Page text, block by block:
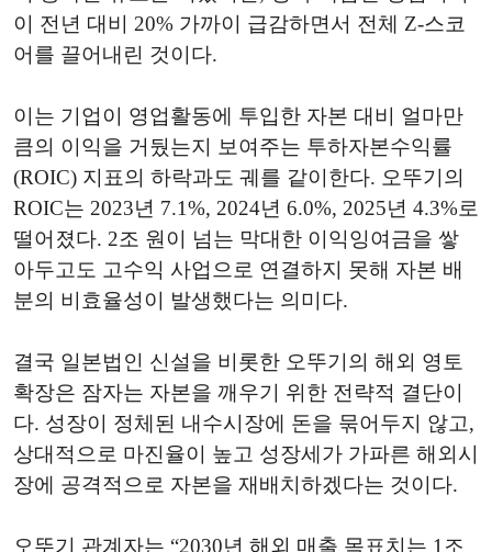
이 전년 대비 20% 가까이 급감하면서 전체 Z-스코
어를 끌어내린 것이다.
이는 기업이 영업활동에 투입한 자본 대비 얼마만
큼의 이익을 거뒀는지 보여주는 투하자본수익률
(ROIC) 지표의 하락과도 궤를 같이한다. 오뚜기의
ROIC는 2023년 7.1%, 2024년 6.0%, 2025년 4.3%로
떨어졌다. 2조 원이 넘는 막대한 이익잉여금을 쌓
아두고도 고수익 사업으로 연결하지 못해 자본 배
분의 비효율성이 발생했다는 의미다.
결국 일본법인 신설을 비롯한 오뚜기의 해외 영토
확장은 잠자는 자본을 깨우기 위한 전략적 결단이
다. 성장이 정체된 내수시장에 돈을 묶어두지 않고,
상대적으로 마진율이 높고 성장세가 가파른 해외시
장에 공격적으로 자본을 재배치하겠다는 것이다.
오뚜기 관계자는 “2030년 해외 매출 목표치는 1조